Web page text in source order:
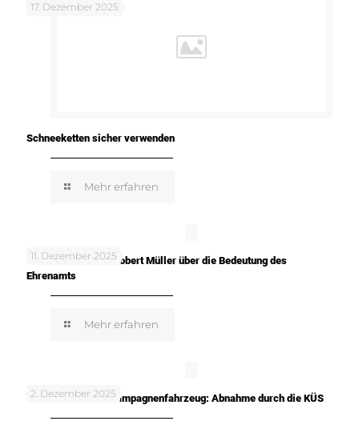
17. Dezember 2025
Schneeketten sicher verwenden
Mehr erfahren
11. Dezember 2025
In meinen Worten: Robert Müller über die Bedeutung des
Ehrenamts
Mehr erfahren
2. Dezember 2025
TUNE IT! SAFE! – Kampagnenfahrzeug: Abnahme durch die KÜS